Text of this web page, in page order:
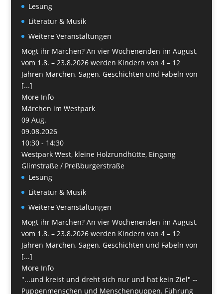
Lesung
Literatur & Musik
Weitere Veranstaltungen
Mögt ihr Märchen? An vier Wochenenden im August,
vom 1.8. – 23.8.2026 werden Kindern von 4 – 12
Jahren Märchen, Sagen, Geschichten und Fabeln von
[...]
More Info
Märchen im Westpark
09 Aug.
09.08.2026
10:30 - 14:30
Westpark West, kleine Holzrundhütte, Eingang
Glimstraße / Preßburgerstraße
Lesung
Literatur & Musik
Weitere Veranstaltungen
Mögt ihr Märchen? An vier Wochenenden im August,
vom 1.8. – 23.8.2026 werden Kindern von 4 – 12
Jahren Märchen, Sagen, Geschichten und Fabeln von
[...]
More Info
"...und kreist und dreht sich nur und hat kein Ziel" --
Puppenmenschen und Menschenpuppen. Führung